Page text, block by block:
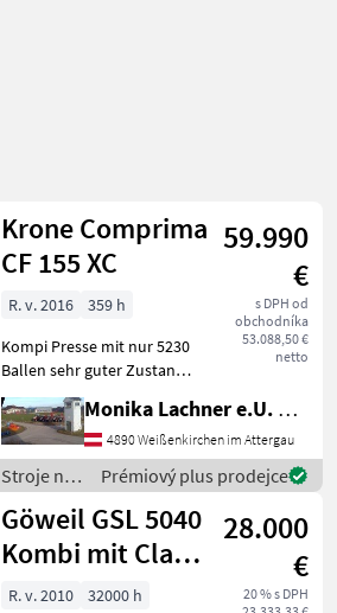
Krone Comprima
CF 155 XC
59.990
€
s DPH od
obchodníka
53.088,50 €
netto
R. v. 2016
359 h
Kompi Presse mit nur 5230
Ballen sehr guter Zustand
NEUWERTIG,
Druckluftbrense, 25 Messer,
2den Messersatz, grosse
Bereifung, Tandemachse,
mehrere verdschiedene Pre
Monika Lachner e.U. Maschinenhandel
4890 Weißenkirchen im Attergau
Stroje na
zber
objemových
krmív /
Krone
Prémiový plus prodejce
Göweil GSL 5040
Kombi mit Claas
Rollant 455 RC
28.000
€
20 % s DPH
R. v. 2010
32000 h